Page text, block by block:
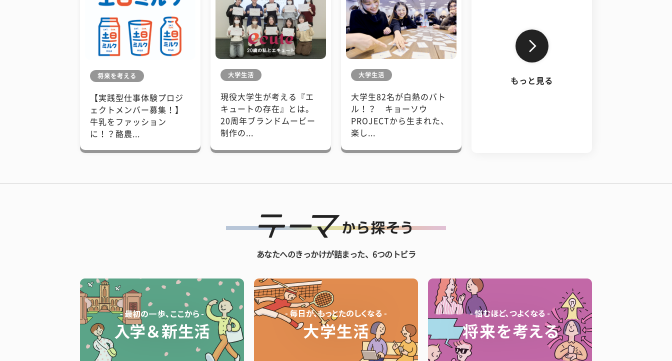
将来を考える
【実践型仕事体験プロジ
ェクトメンバー募集！】
牛乳をファッション
に！？酪農...
大学生活
現役大学生が考える『エ
キュートの存在』とは。
20周年ブランドムービー
制作の...
大学生活
大学生82名が白熱のバト
ル！？ キョーソウ
PROJECTから生まれた、
楽し...
もっと見る
あなたへのきっかけが詰まった、6つのトビラ